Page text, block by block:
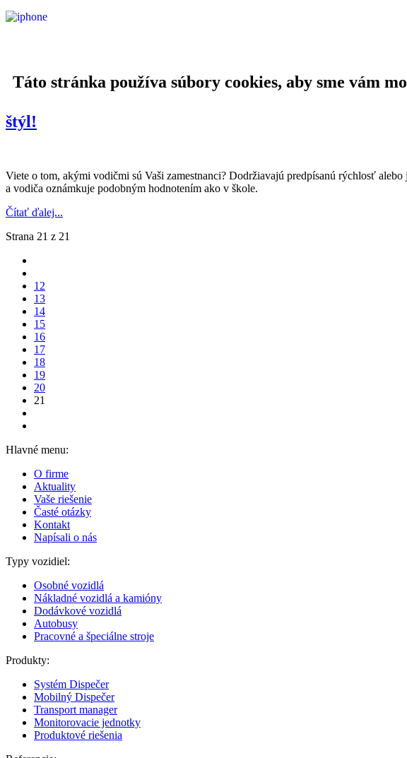
Táto stránka používa súbory cookies, aby sme vám
štýl!
Viete o tom, akými vodičmi sú Vaši zamestnanci? Dodržiavajú predpísanú rýchlosť
a vodiča oznámkuje podobným hodnotením ako v škole.
Čítať ďalej...
Strana 21 z 21
12
13
14
15
16
17
18
19
20
21
Hlavné menu:
O firme
Aktuality
Vaše riešenie
Časté otázky
Kontakt
Napísali o nás
Typy vozidiel:
Osobné vozidlá
Nákladné vozidlá a kamióny
Dodávkové vozidlá
Autobusy
Pracovné a špeciálne stroje
Produkty:
Systém Dispečer
Mobilný Dispečer
Transport manager
Monitorovacie jednotky
Produktové riešenia